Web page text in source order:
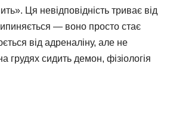
Ця невідповідність триває від
— воно просто стає
від адреналіну, але не
грудях сидить демон, фізіологія